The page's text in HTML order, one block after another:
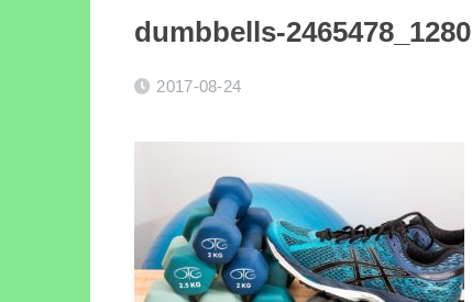
dumbbells-2465478_1280
2017-08-24